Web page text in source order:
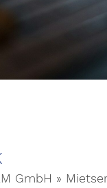
GmbH »